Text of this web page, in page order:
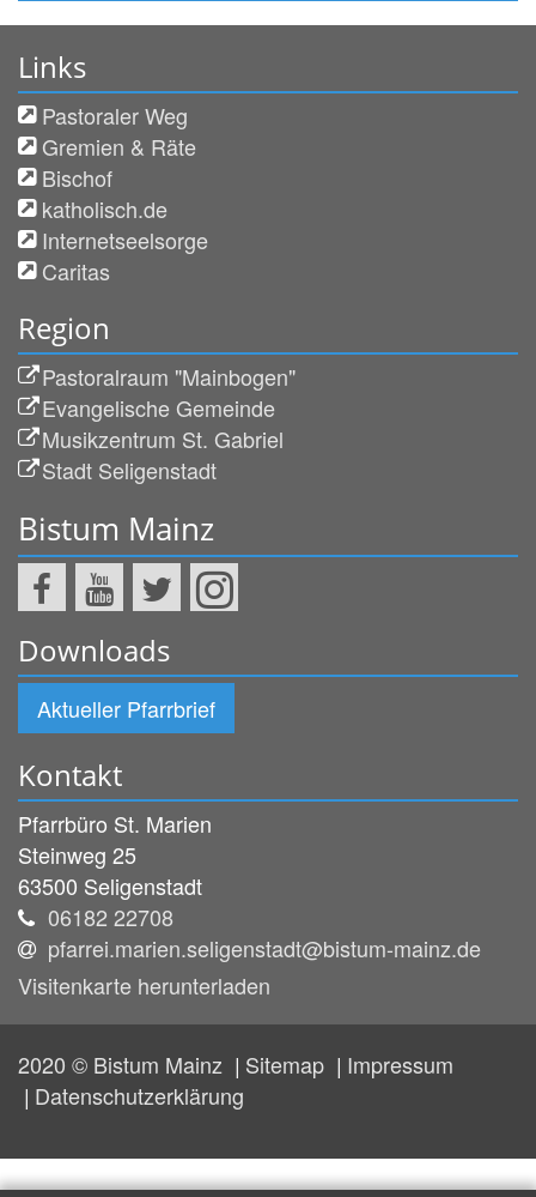
Links
Pastoraler Weg
Gremien & Räte
Bischof
katholisch.de
Internetseelsorge
Caritas
Region
Pastoralraum "Mainbogen"
Evangelische Gemeinde
Musikzentrum St. Gabriel
Stadt Seligenstadt
Bistum Mainz
Downloads
Aktueller Pfarrbrief
Kontakt
Pfarrbüro St. Marien
Steinweg 25
63500 Seligenstadt
06182 22708
pfarrei.marien.seligenstadt@bistum-mainz.de
Visitenkarte herunterladen
2020 © Bistum Mainz Sitemap
Impressum
Datenschutzerklärung